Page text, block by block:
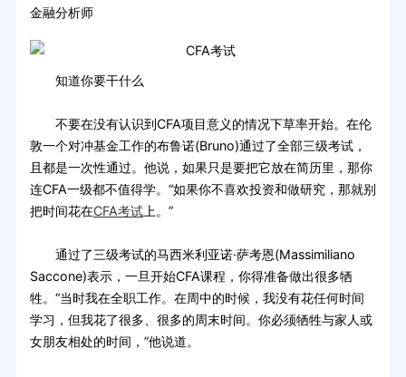
金融分析师
知道你要干什么
不要在没有认识到CFA项目意义的情况下草率开始。在伦
敦一个对冲基金工作的布鲁诺(Bruno)通过了全部三级考试，
且都是一次性通过。他说，如果只是要把它放在简历里，那你
连CFA一级都不值得学。“如果你不喜欢投资和做研究，那就别
把时间花在CFA考试上。”
通过了三级考试的马西米利亚诺·萨考恩(Massimiliano
Saccone)表示，一旦开始CFA课程，你得准备做出很多牺
牲。“当时我在全职工作。在周中的时候，我没有花任何时间
学习，但我花了很多、很多的周末时间。你必须牺牲与家人或
女朋友相处的时间，”他说道。